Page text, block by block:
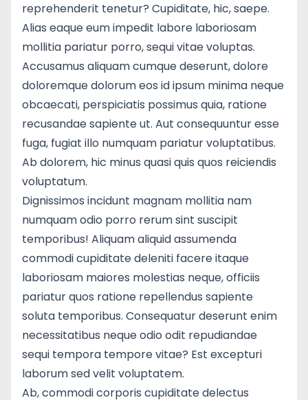
reprehenderit tenetur? Cupiditate, hic, saepe.
Alias eaque eum impedit labore laboriosam
mollitia pariatur porro, sequi vitae voluptas.
Accusamus aliquam cumque deserunt, dolore
doloremque dolorum eos id ipsum minima neque
obcaecati, perspiciatis possimus quia, ratione
recusandae sapiente ut. Aut consequuntur esse
fuga, fugiat illo numquam pariatur voluptatibus.
Ab dolorem, hic minus quasi quis quos reiciendis
voluptatum.
Dignissimos incidunt magnam mollitia nam
numquam odio porro rerum sint suscipit
temporibus! Aliquam aliquid assumenda
commodi cupiditate deleniti facere itaque
laboriosam maiores molestias neque, officiis
pariatur quos ratione repellendus sapiente
soluta temporibus. Consequatur deserunt enim
necessitatibus neque odio odit repudiandae
sequi tempora tempore vitae? Est excepturi
laborum sed velit voluptatem.
Ab, commodi corporis cupiditate delectus